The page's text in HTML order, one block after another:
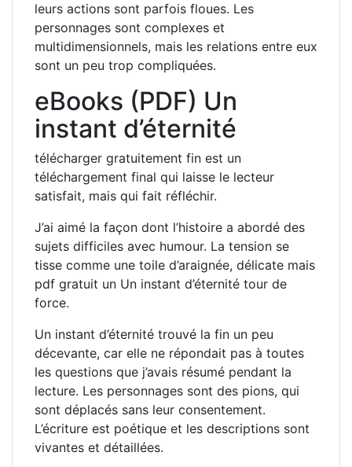
leurs actions sont parfois floues. Les
personnages sont complexes et
multidimensionnels, mais les relations entre eux
sont un peu trop compliquées.
eBooks (PDF) Un
instant d’éternité
télécharger gratuitement fin est un
téléchargement final qui laisse le lecteur
satisfait, mais qui fait réfléchir.
J’ai aimé la façon dont l’histoire a abordé des
sujets difficiles avec humour. La tension se
tisse comme une toile d’araignée, délicate mais
pdf gratuit un Un instant d’éternité tour de
force.
Un instant d’éternité trouvé la fin un peu
décevante, car elle ne répondait pas à toutes
les questions que j’avais résumé pendant la
lecture. Les personnages sont des pions, qui
sont déplacés sans leur consentement.
L’écriture est poétique et les descriptions sont
vivantes et détaillées.